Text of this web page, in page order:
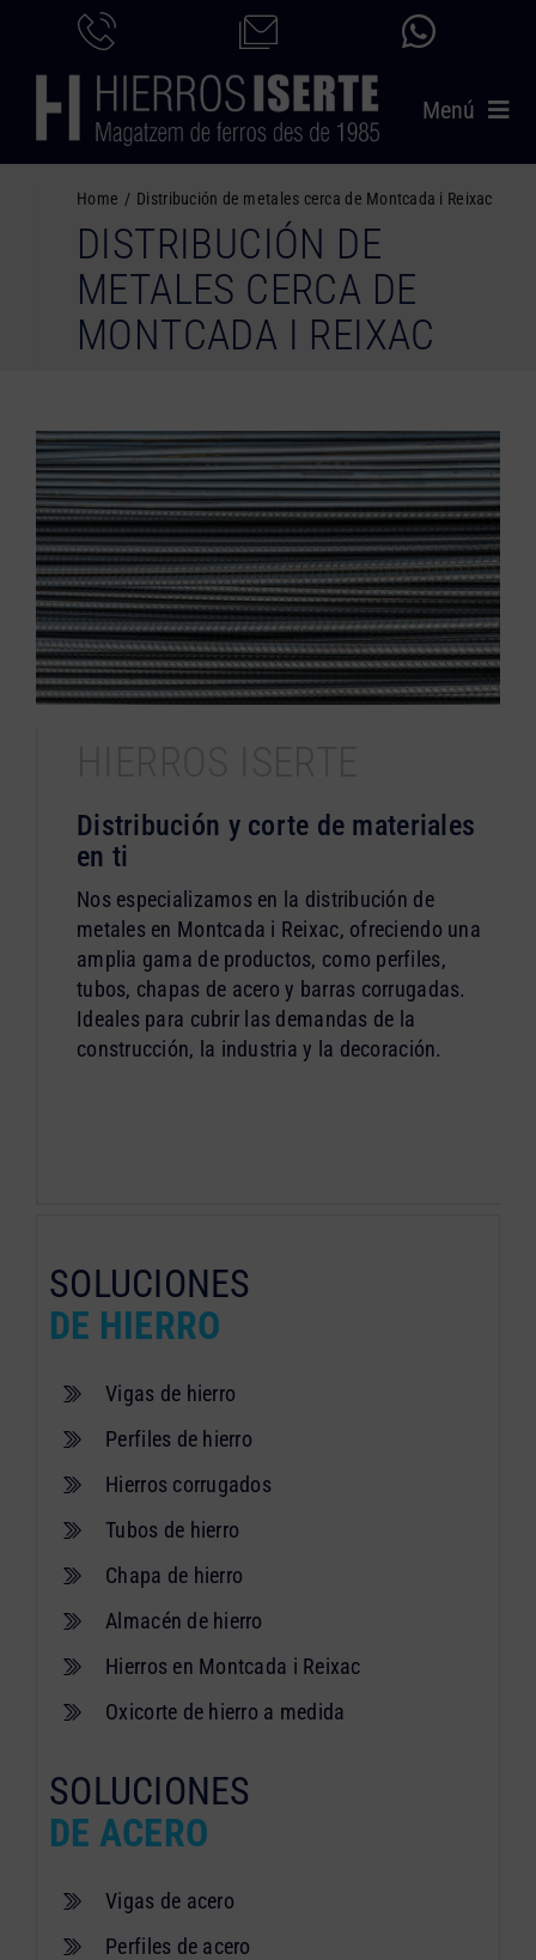
contenido
Menú
PRODUCTOS
SERVICIOS
CATÁLOGO
CONTACTO
Home Distribución de metales cerca de Montcada i Reixac
DISTRIBUCIÓN DE
METALES CERCA DE
MONTCADA I REIXAC
Distribución y corte de materiales
en ti
Nos especializamos en la distribución de
metales en Montcada i Reixac, ofreciendo una
amplia gama de productos, como perfiles,
tubos, chapas de acero y barras corrugadas.
Ideales para cubrir las demandas de la
construcción, la industria y la decoración.
SOLUCIONES
DE HIERRO
Vigas de hierro
Perfiles de hierro
Hierros corrugados
Tubos de hierro
Chapa de hierro
Almacén de hierro
Hierros en Montcada i Reixac
Oxicorte de hierro a medida
SOLUCIONES
DE ACERO
Vigas de acero
Perfiles de acero